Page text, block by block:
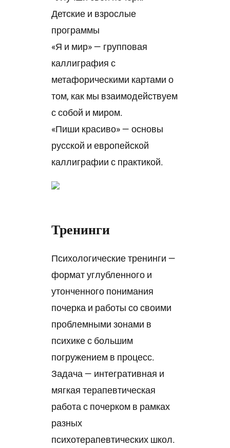
Детские и взрослые
программы
«Я и мир» — групповая
каллиграфия с
метафорическими картами о
том, как мы взаимодействуем
с собой и миром.
«Пиши красиво» — основы
русской и европейской
каллиграфии с практикой.
Тренинги
Психологические тренинги —
формат углубленного и
утонченного понимания
почерка и работы со своими
проблемными зонами в
психике с большим
погружением в процесс.
Задача — интегративная и
мягкая терапевтическая
работа с почерком в рамках
разных
психотерапевтических школ.